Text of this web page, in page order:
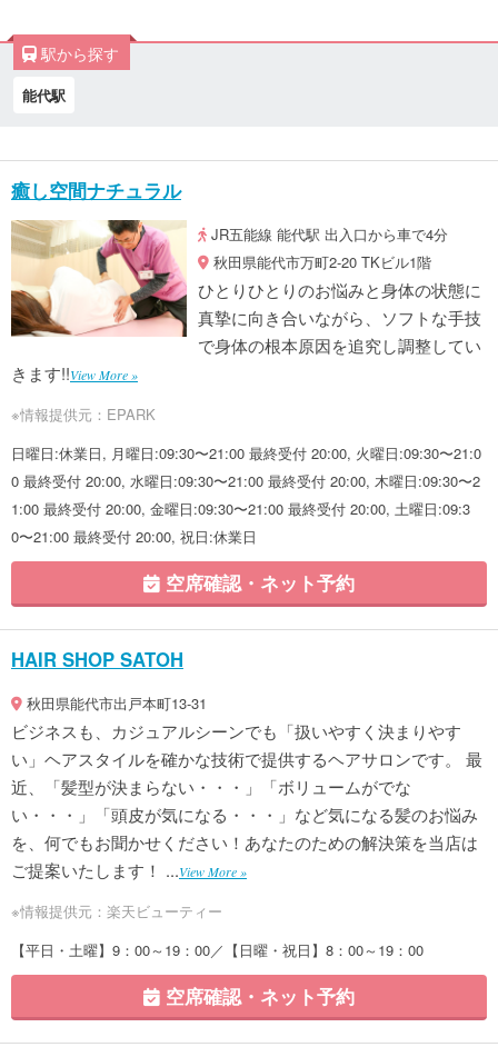
駅から探す
能代駅
癒し空間ナチュラル
JR五能線 能代駅 出入口から車で4分
秋田県能代市万町2-20 TKビル1階
ひとりひとりのお悩みと身体の状態に
真摯に向き合いながら、ソフトな手技
で身体の根本原因を追究し調整してい
きます!!View More »
※情報提供元：EPARK
日曜日:休業日, 月曜日:09:30〜21:00 最終受付 20:00, 火曜日:09:30〜21:0
0 最終受付 20:00, 水曜日:09:30〜21:00 最終受付 20:00, 木曜日:09:30〜2
1:00 最終受付 20:00, 金曜日:09:30〜21:00 最終受付 20:00, 土曜日:09:3
0〜21:00 最終受付 20:00, 祝日:休業日
空席確認・ネット予約
HAIR SHOP SATOH
秋田県能代市出戸本町13-31
ビジネスも、カジュアルシーンでも「扱いやすく決まりやす
い」ヘアスタイルを確かな技術で提供するヘアサロンです。 最
近、「髪型が決まらない・・・」「ボリュームがでな
い・・・」「頭皮が気になる・・・」など気になる髪のお悩み
を、何でもお聞かせください！あなたのための解決策を当店は
ご提案いたします！ ...View More »
※情報提供元：楽天ビューティー
【平日・土曜】9：00～19：00／【日曜・祝日】8：00～19：00
空席確認・ネット予約